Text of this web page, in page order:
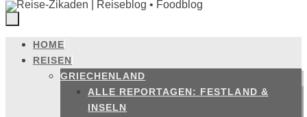
Zum
Inhalt
springen
HOME
REISEN
GRIECHENLAND
ALLE REPORTAGEN: FESTLAND &
INSELN